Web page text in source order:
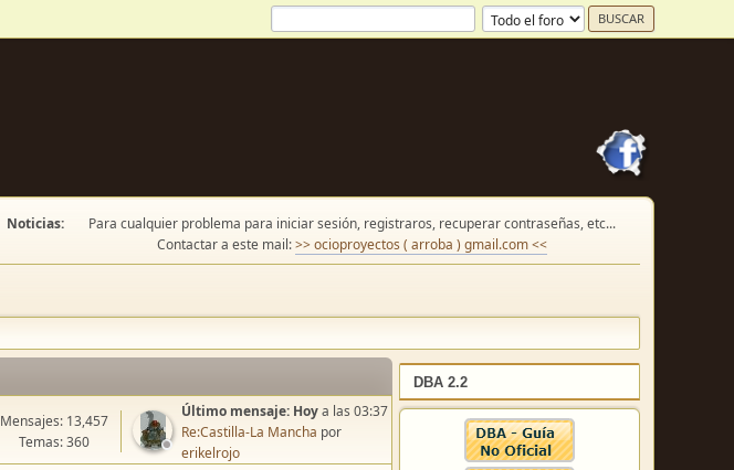
Noticias:
Para cualquier problema para iniciar sesión, registraros, recuperar contraseñas, etc...
Contactar a este mail:>> ocioproyectos ( arroba ) gmail.com <<
DBA 2.2
Mensajes: 13,457
Temas: 360
Último mensaje: Hoya las 03:37
Re:Castilla-La Mancha por
erikelrojo